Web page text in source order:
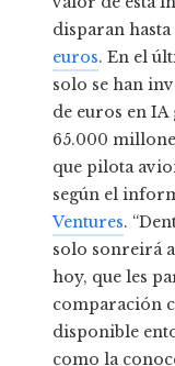
disparan hasta
euros. En el
solo se han
de euros en
65.000
que pilota
según el
Ventures.
solo sonreirá
hoy, que les
comparación
disponible
como la